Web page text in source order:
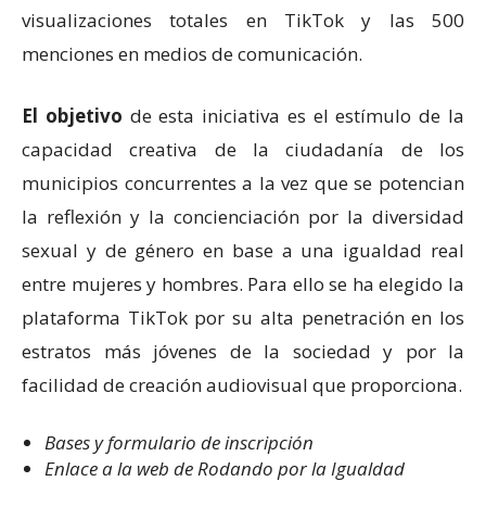
visualizaciones totales en TikTok y las 500
menciones en medios de comunicación.
El objetivo de esta iniciativa es el estímulo de la
capacidad creativa de la ciudadanía de los
municipios concurrentes a la vez que se potencian
la reflexión y la concienciación por la diversidad
sexual y de género en base a una igualdad real
entre mujeres y hombres. Para ello se ha elegido la
plataforma TikTok por su alta penetración en los
estratos más jóvenes de la sociedad y por la
facilidad de creación audiovisual que proporciona.
Bases y formulario de inscripción
Enlace a la web de Rodando por la Igualdad